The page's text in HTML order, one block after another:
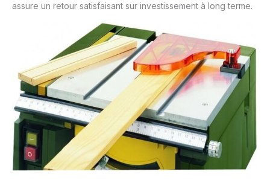
assure un retour satisfaisant sur investissement à long terme.